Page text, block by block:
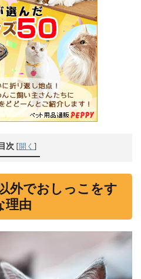
次 [開く ]
外でおしっこをす
理由